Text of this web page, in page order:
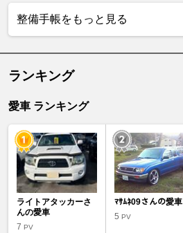
整備手帳をもっと見る
ランキング
愛車 ランキング
ライトアタッカーさ
んの愛車
7 PV
ﾏｻﾑﾈ09さんの愛車
5PV